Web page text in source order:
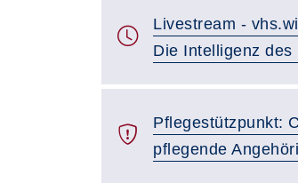
Livestream -
Die Intelligenz des
Pflegestützpunkt:
pflegende